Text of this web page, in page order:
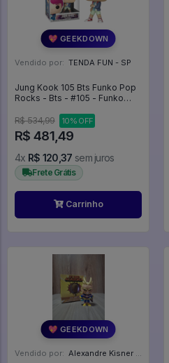
💖 GEEKDOWN
Vendido por: TENDA FUN - SP
Jung Kook 105 Bts Funko Pop
Rocks - Bts - #105 - Funko
R$ 534,99
10% OFF
R$ 481,49
4x R$ 120,37 sem juros
Frete Grátis
Carrinho
💖 GEEKDOWN
Vendido por: Alexandre Kisner - PR